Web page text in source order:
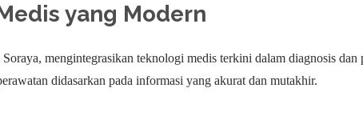
yang Modern
mengintegrasikan teknologi medis terkini dalam diagnosis dan
didasarkan pada informasi yang akurat dan mutakhir.